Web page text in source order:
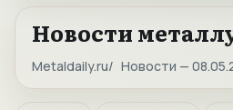
Новости
Metaldaily.ru Новости —